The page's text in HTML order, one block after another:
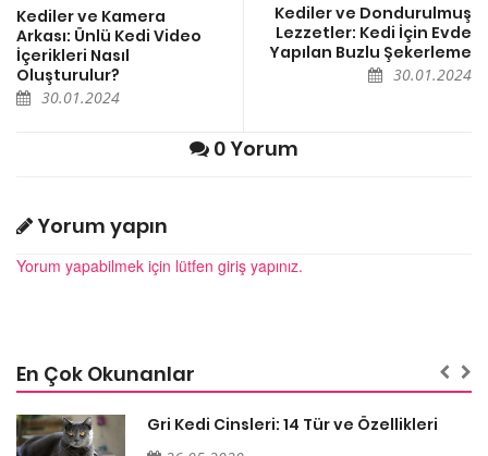
Kediler ve Kamera
Arkası: Ünlü Kedi Video
İçerikleri Nasıl
Oluşturulur?
30.01.2024
Kediler ve Dondurulmuş
Lezzetler: Kedi İçin Evde
Yapılan Buzlu Şekerleme
30.01.2024
0 Yorum
Yorum yapın
Yorum yapabilmek için lütfen giriş yapınız.
En Çok Okunanlar
Gri Kedi Cinsleri: 14 Tür ve Özellikleri